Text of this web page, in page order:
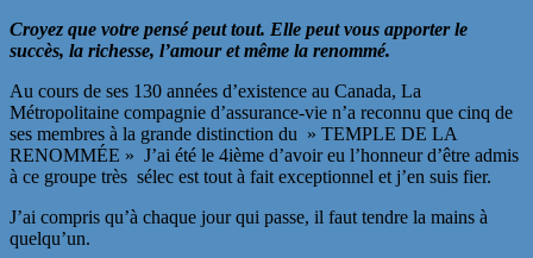
Croyez que votre pensé peut tout. Elle peut vous apporter le
succès, la richesse, l’amour et même la renommé.
Au cours de ses 130 années d’existence au Canada, La
Métropolitaine compagnie d’assurance-vie n’a reconnu que cinq de
ses membres à la grande distinction du » TEMPLE DE LA
RENOMMÉE » J’ai été le 4ième d’avoir eu l’honneur d’être admis
à ce groupe très sélec est tout à fait exceptionnel et j’en suis fier.
J’ai compris qu’à chaque jour qui passe, il faut tendre la mains à
quelqu’un.